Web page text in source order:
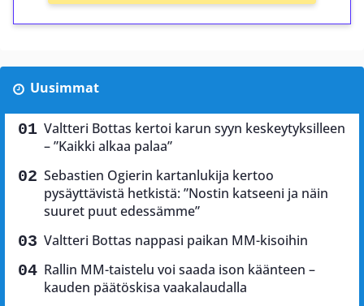
Uusimmat
Valtteri Bottas kertoi karun syyn keskeytyksilleen
– ”Kaikki alkaa palaa”
Sebastien Ogierin kartanlukija kertoo
pysäyttävistä hetkistä: ”Nostin katseeni ja näin
suuret puut edessämme”
Valtteri Bottas nappasi paikan MM-kisoihin
Rallin MM-taistelu voi saada ison käänteen –
kauden päätöskisa vaakalaudalla